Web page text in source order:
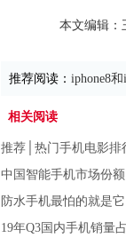
本文编辑：
推荐阅读： iphone8和
相关阅读
推荐│热门手机电影排
中国智能手机市场份
防水手机最怕的就是
19年Q3国内手机销量